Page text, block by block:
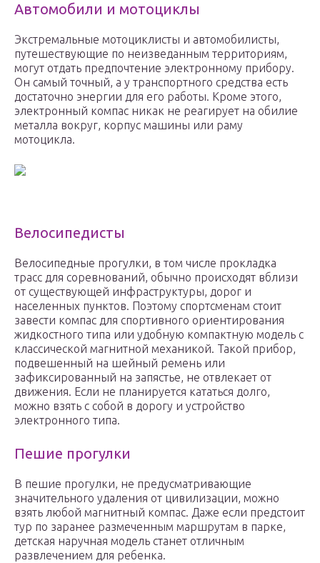
Автомобили и мотоциклы
Экстремальные мотоциклисты и автомобилисты,
путешествующие по неизведанным территориям,
могут отдать предпочтение электронному прибору.
Он самый точный, а у транспортного средства есть
достаточно энергии для его работы. Кроме этого,
электронный компас никак не реагирует на обилие
металла вокруг, корпус машины или раму
мотоцикла.
Велосипедисты
Велосипедные прогулки, в том числе прокладка
трасс для соревнований, обычно происходят вблизи
от существующей инфраструктуры, дорог и
населенных пунктов. Поэтому спортсменам стоит
завести компас для спортивного ориентирования
жидкостного типа или удобную компактную модель с
классической магнитной механикой. Такой прибор,
подвешенный на шейный ремень или
зафиксированный на запястье, не отвлекает от
движения. Если не планируется кататься долго,
можно взять с собой в дорогу и устройство
электронного типа.
Пешие прогулки
В пешие прогулки, не предусматривающие
значительного удаления от цивилизации, можно
взять любой магнитный компас. Даже если предстоит
тур по заранее размеченным маршрутам в парке,
детская наручная модель станет отличным
развлечением для ребенка.